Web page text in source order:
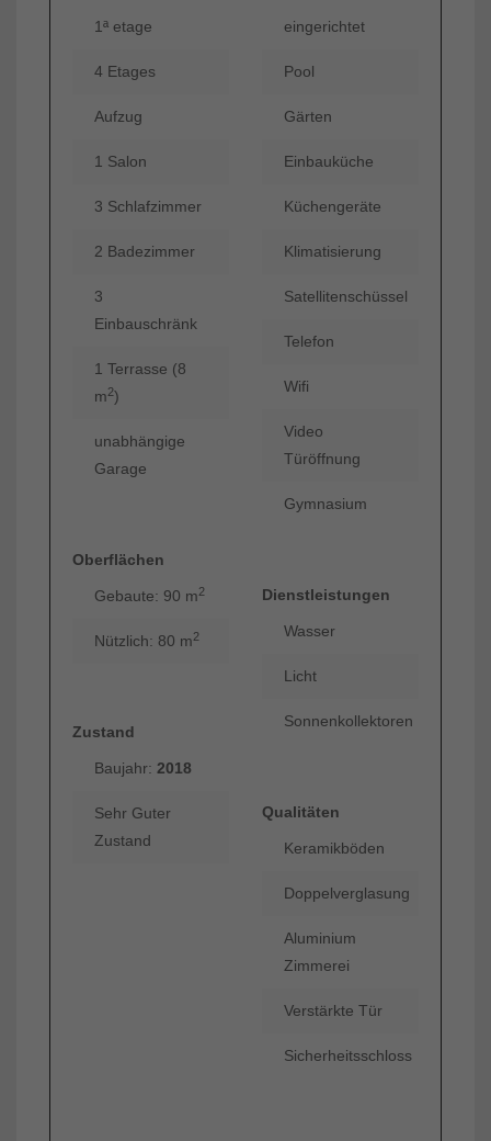
1ª etage
4 Etages
Aufzug
1 Salon
3 Schlafzimmer
2 Badezimmer
3
Einbauschränk
1 Terrasse (8
m2)
unabhängige
Garage
Oberflächen
Gebaute: 90 m2
Nützlich: 80 m2
Zustand
Baujahr: 2018
Sehr Guter
Zustand
eingerichtet
Pool
Gärten
Einbauküche
Küchengeräte
Klimatisierung
Satellitenschüssel
Telefon
Wifi
Video
Türöffnung
Gymnasium
Dienstleistungen
Wasser
Licht
Sonnenkollektoren
Qualitäten
Keramikböden
Doppelverglasung
Aluminium
Zimmerei
Verstärkte Tür
Sicherheitsschloss